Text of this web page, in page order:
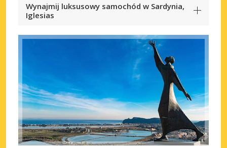
Wynajmij luksusowy samochód w Sardynia,
Iglesias